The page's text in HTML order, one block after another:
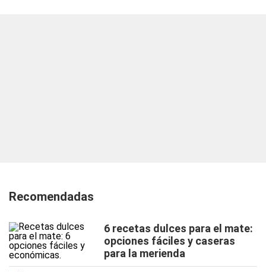
Recomendadas
6 recetas dulces para el mate:
opciones fáciles y caseras
para la merienda